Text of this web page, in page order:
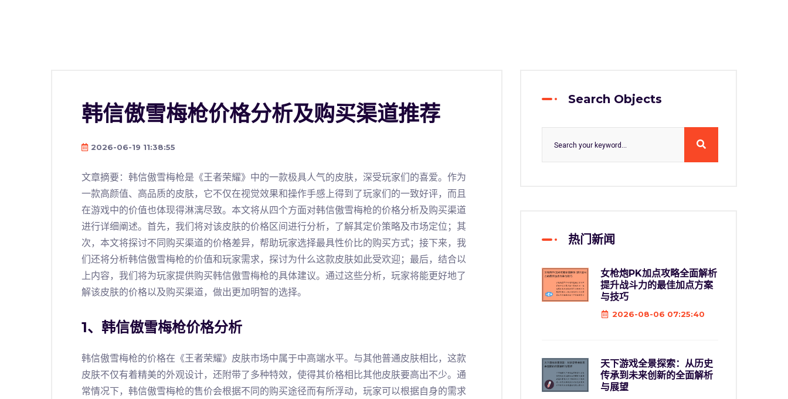
韩信傲雪梅枪价格分析及购买渠道推荐
2026-06-19 11:38:55
文章摘要：韩信傲雪梅枪是《王者荣耀》中的一款极具人气的皮肤，深受玩家们的喜爱。作为
一款高颜值、高品质的皮肤，它不仅在视觉效果和操作手感上得到了玩家们的一致好评，而且
在游戏中的价值也体现得淋漓尽致。本文将从四个方面对韩信傲雪梅枪的价格分析及购买渠道
进行详细阐述。首先，我们将对该皮肤的价格区间进行分析，了解其定价策略及市场定位；其
次，本文将探讨不同购买渠道的价格差异，帮助玩家选择最具性价比的购买方式；接下来，我
们还将分析韩信傲雪梅枪的价值和玩家需求，探讨为什么这款皮肤如此受欢迎；最后，结合以
上内容，我们将为玩家提供购买韩信傲雪梅枪的具体建议。通过这些分析，玩家将能更好地了
解该皮肤的价格以及购买渠道，做出更加明智的选择。
1、韩信傲雪梅枪价格分析
韩信傲雪梅枪的价格在《王者荣耀》皮肤市场中属于中高端水平。与其他普通皮肤相比，这款
皮肤不仅有着精美的外观设计，还附带了多种特效，使得其价格相比其他皮肤要高出不少。通
常情况下，韩信傲雪梅枪的售价会根据不同的购买途径而有所浮动，玩家可以根据自身的需求
Search Objects
热门新闻
女枪炮PK加点攻略全面解析
提升战斗力的最佳加点方案
与技巧
2026-08-06 07:25:40
天下游戏全景探索：从历史
传承到未来创新的全面解析
与展望